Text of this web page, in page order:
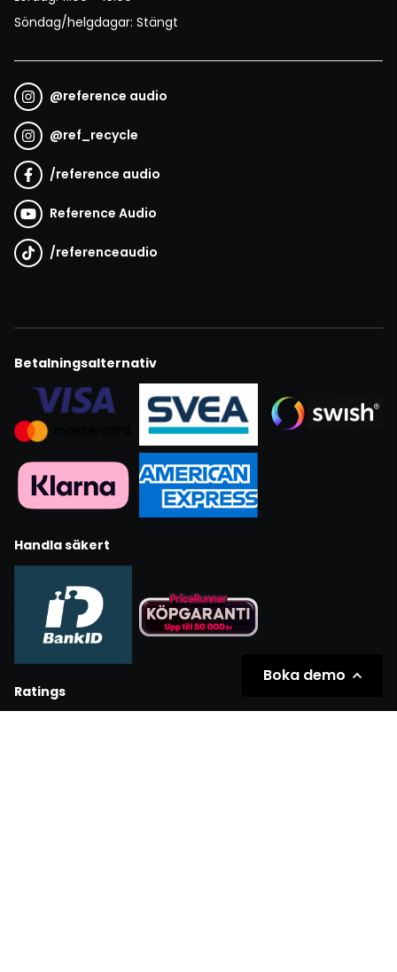
Söndag/helgdagar: Stängt
@reference audio
@ref_recycle
/reference audio
Reference Audio
/referenceaudio
Betalningsalternativ
Handla säkert
Ratings
Boka demo